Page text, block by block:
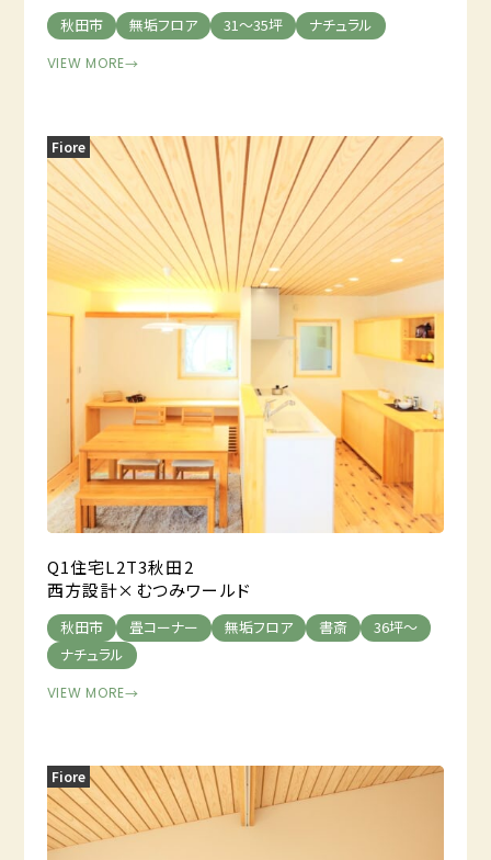
秋田市 無垢フロア 31～35坪 ナチュラル
VIEW MORE→
Q1住宅L2T3秋田2
西方設計×むつみワールド
秋田市 畳コーナー 無垢フロア 書斎
36坪～
ナチュラル
VIEW MORE→
Fiore
Fiore